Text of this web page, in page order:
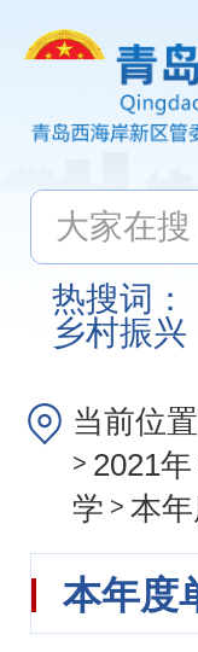
热搜词：
乡村振兴
当前位
> 2021年
学 > 本
本年度